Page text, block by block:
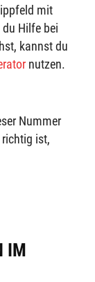
mit
Hilfe bei
kannst du
nutzen.
Nummer
richtig ist,
IM